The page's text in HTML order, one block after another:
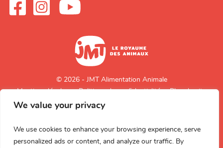
We value your privacy
We use cookies to enhance your browsing experience, serve
personalized ads or content, and analyze our traffic. By
© 2026 - JMT Alimentation Animale
Mentions légales
Politique de confidentialité Plan du site